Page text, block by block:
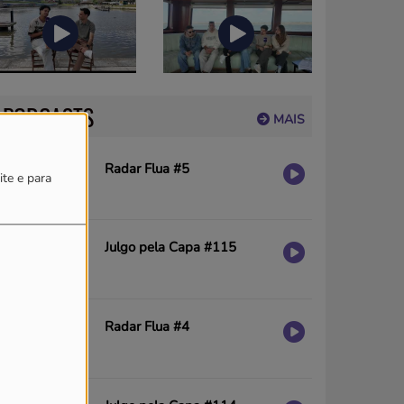
e para
MAIS
PODCASTS
Radar Flua #5
Julgo pela Capa #115
Radar Flua #4